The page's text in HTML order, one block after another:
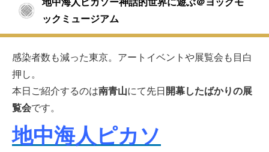
地中海人ピカソー神話的世界に遊ぶ＠ヨックモ
ックミュージアム
感染者数も減った東京。アートイベントや展覧会も目白
押し。
本日ご紹介するのは南青山にて先日 開幕したばかりの展
覧会です。
地中海人ピカソ